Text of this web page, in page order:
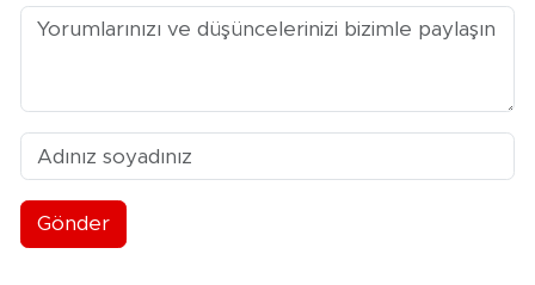
Gönder